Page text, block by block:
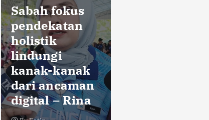
Sabah fokus
pendekatan
holistik
lindungi
kanak-kanak
dari ancaman
digital – Rina